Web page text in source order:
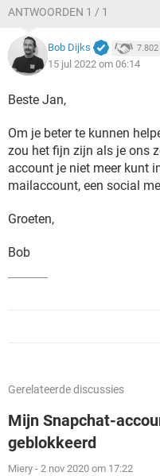
ANTWOORDEN 1 / 1
Bob Dijks 7.802
15 jul 2022 om 06:14
Beste Jan,
Om je beter te kunnen
zou het fijn zijn als je ons
account je niet meer kunt
mailaccount, een social
Groeten,
Bob
Gerelateerde discussies
Mijn Snapchat-
geblokkeerd
Miery - 2 nov 2020 om 17:22